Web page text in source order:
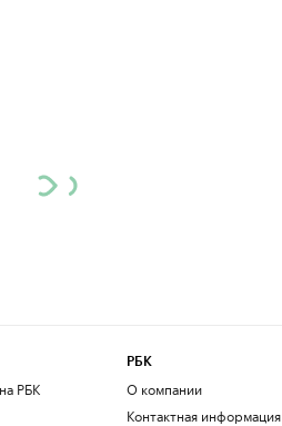
РБК
РБК
О компании
Контактная информация